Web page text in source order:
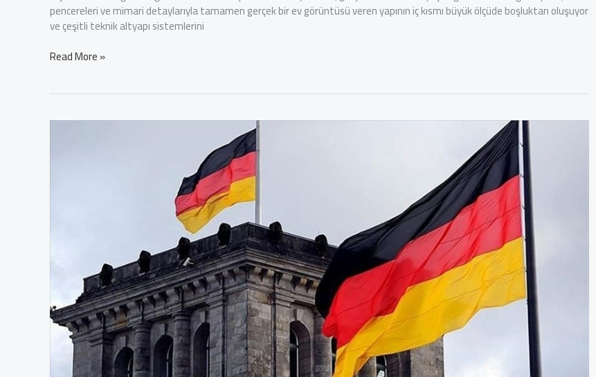
pencereleri ve mimari detaylarıyla tamamen gerçek bir ev görüntüsü veren yapının iç kısmı büyük ölçüde boşluktan oluşuyor
ve çeşitli teknik altyapı sistemlerini
Evlerin
İllüzyon:
Read More »